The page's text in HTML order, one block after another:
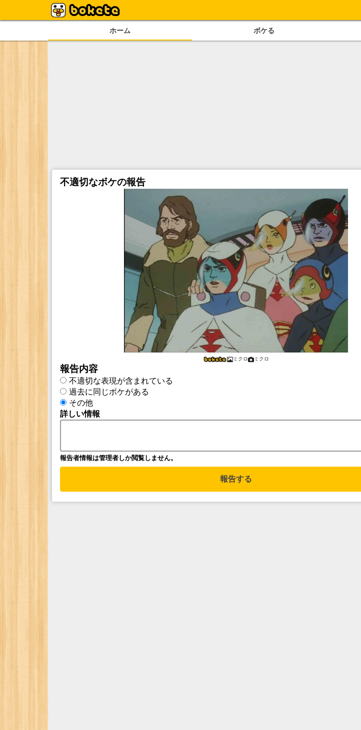
ホーム ボケる
不適切なボケの報告
ミクロ ミクロ
報告内容
不適切な表現が含まれている
過去に同じボケがある
その他
詳しい情報
報告者情報は管理者しか閲覧しません。
報告する